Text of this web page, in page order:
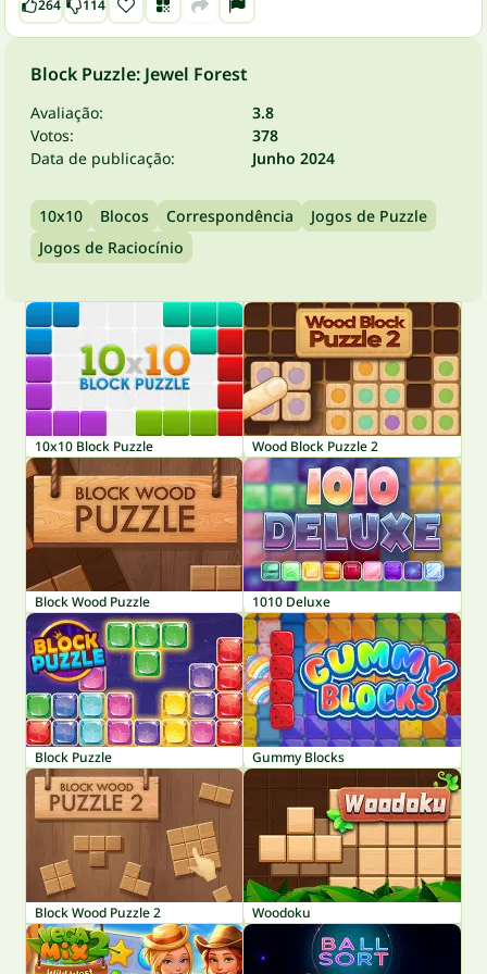
264 114
Block Puzzle: Jewel Forest
Avaliação:
3.8
Votos:
378
Data de publicação:
Junho 2024
10x10 Blocos Correspondência
Jogos de Puzzle
Jogos de Raciocínio
10x10 Block Puzzle Wood Block Puzzle 2
Block Wood Puzzle 1010 Deluxe
Block Puzzle Gummy Blocks
Block Wood Puzzle 2 Woodoku